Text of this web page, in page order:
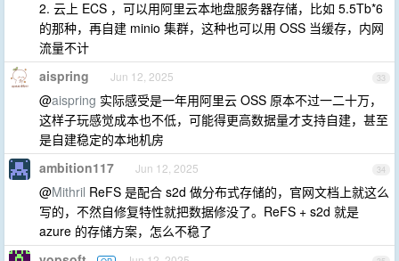
2. 云上 ECS ，可以用阿里云本地盘服务器存储，比如 5.5Tb*6
的那种，再自建 minio 集群，这种也可以用 OSS 当缓存，内网
流量不计
33
aispring Jun 12, 2025
@aispring 实际感受是一年用阿里云 OSS 原本不过一二十万，
这样子玩感觉成本也不低，可能得更高数据量才支持自建，甚至
是自建稳定的本地机房
34
ambition117 Jun 12, 2025
@Mithril ReFS 是配合 s2d 做分布式存储的，官网文档上就这么
写的，不然自修复特性就把数据修没了。ReFS + s2d 就是
azure 的存储方案，怎么不稳了